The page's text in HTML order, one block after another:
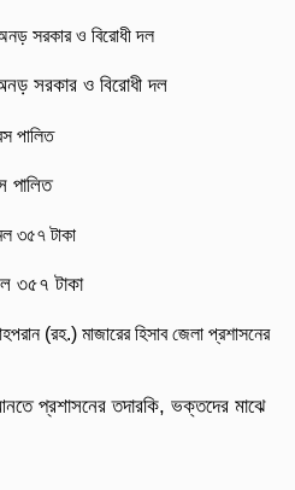
সরকার ও বিরোধী দল
পালিত
৩৫৭ টাকা
প্রশাসনের তদারকি, ভক্তদের মাঝে